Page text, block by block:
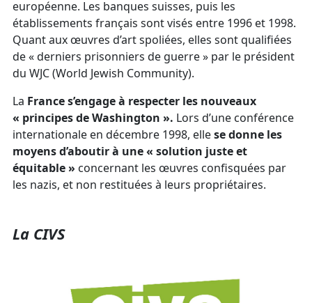
européenne. Les banques suisses, puis les
établissements français sont visés entre 1996 et 1998.
Quant aux œuvres d’art spoliées, elles sont qualifiées
de « derniers prisonniers de guerre » par le président
du WJC (World Jewish Community).
La France s’engage à respecter les nouveaux
« principes de Washington ». Lors d’une conférence
internationale en décembre 1998, ellese donne les
moyens d’aboutir à une « solution juste et
équitable » concernant les œuvres confisquées par
les nazis, et non restituées à leurs propriétaires.
La CIVS